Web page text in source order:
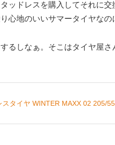
ッドレスを購入してそれに
心地のいいサマータイヤなの
るしなぁ。そこはタイヤ屋さ
タイヤ WINTER MAXX 02 205/